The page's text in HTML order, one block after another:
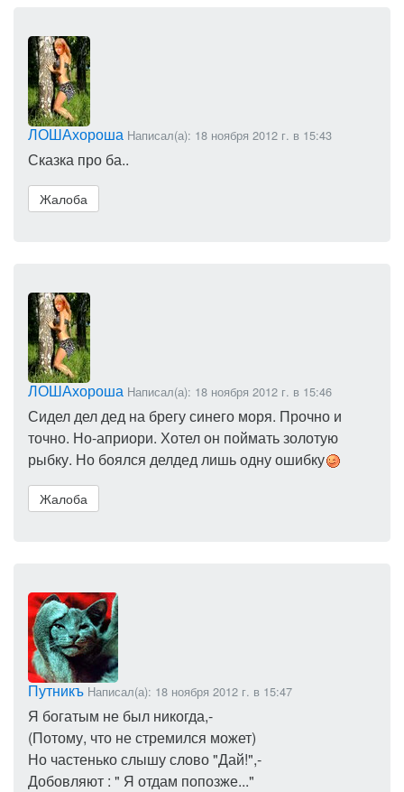
ЛОШАхороша Написал(а): 18 ноября 2012 г. в 15:43
Сказка про ба..
Жалоба
ЛОШАхороша Написал(а): 18 ноября 2012 г. в 15:46
Сидел дел дед на брегу синего моря. Прочно и
точно. Но-априори. Хотел он поймать золотую
рыбку. Но боялся делдед лишь одну ошибку
Жалоба
Путникъ Написал(а): 18 ноября 2012 г. в 15:47
Я богатым не был никогда,-
(Потому, что не стремился может)
Но частенько слышу слово "Дай!",-
Добовляют : " Я отдам попозже..."